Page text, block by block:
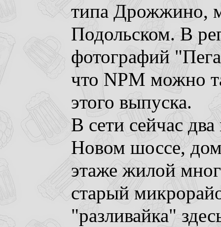
типа Дрожжино,
Подольском. В
фотографий
что NPM можно
этого выпуска.
В сети сейчас
Новом шоссе,
этаже жилой
старый
"разливайка"